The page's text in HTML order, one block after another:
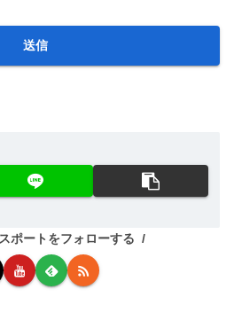
ポートをフォローする